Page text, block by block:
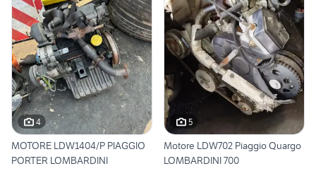
4
MOTORE LDW1404/P PIAGGIO
PORTER LOMBARDINI
5
Motore LDW702 Piaggio Quargo
LOMBARDINI 700